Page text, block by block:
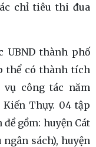
chỉ tiêu thi đua
UBND thành phố
thể có thành tích
công tác năm
Thụy. 04 tập
gồm: huyện Cát
sách), huyện